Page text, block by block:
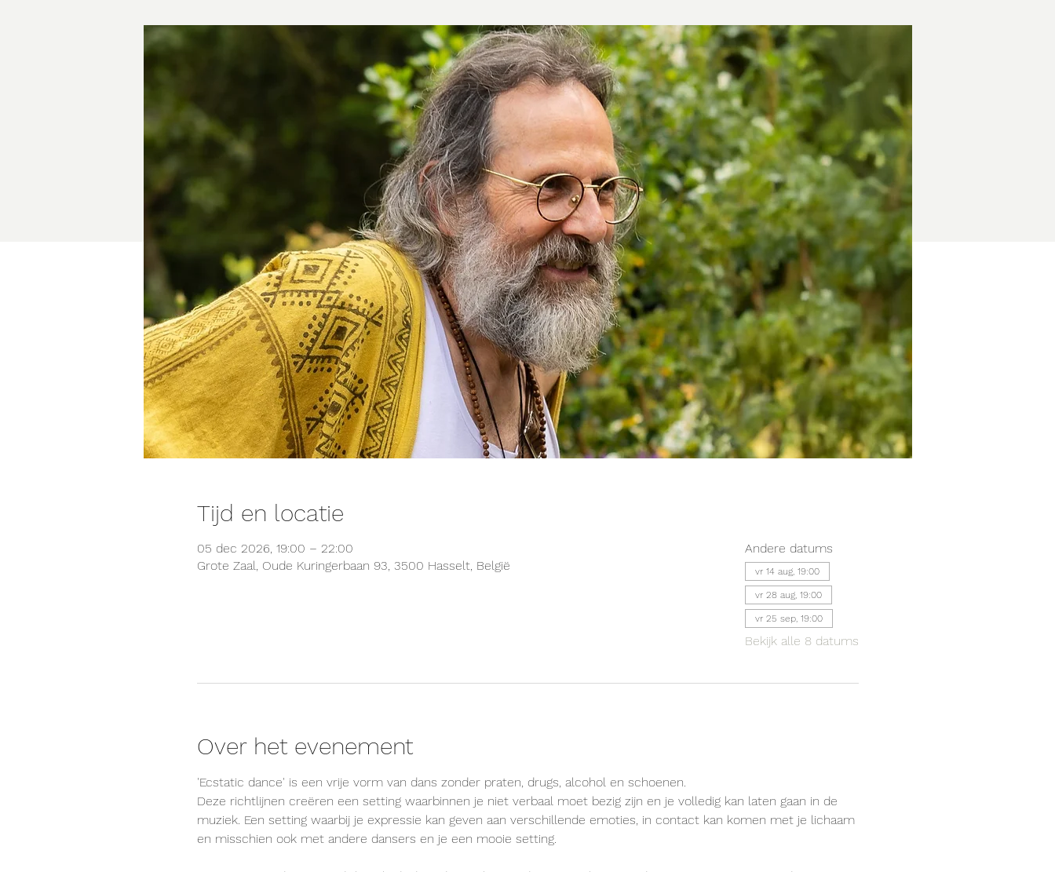
Tijd en locatie
05 dec 2026, 19:00 – 22:00
Grote Zaal, Oude Kuringerbaan 93, 3500 Hasselt, België
Andere datums
vr 14 aug, 19:00
vr 28 aug, 19:00
vr 25 sep, 19:00
Bekijk alle 8 datums
Over het evenement
'Ecstatic dance' is een vrije vorm van dans zonder praten, drugs, alcohol en schoenen.
Deze richtlijnen creëren een setting waarbinnen je niet verbaal moet bezig zijn en je volledig kan laten gaan in de
muziek. Een setting waarbij je expressie kan geven aan verschillende emoties, in contact kan komen met je lichaam
en misschien ook met andere dansers en je een mooie setting.